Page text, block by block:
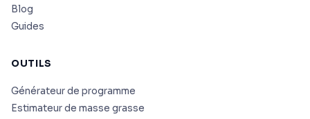
Blog
Guides
OUTILS
Générateur de programme
Estimateur de masse grasse